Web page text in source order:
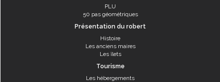
PLU
50 pas géométriques
Présentation du robert
Histoire
Les anciens maires
Les îlets
Tourisme
Les hébergements